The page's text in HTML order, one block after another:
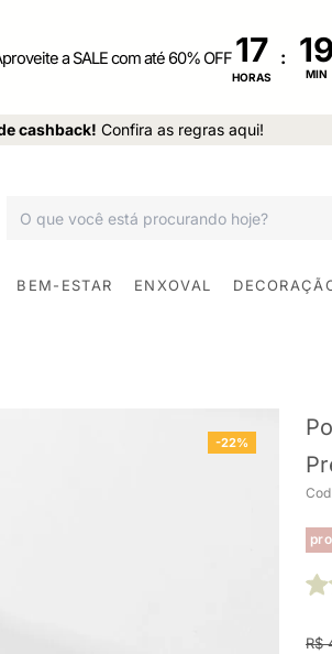
a SALE com até 60% OFF 17
HORAS
:
MIN
cashback! Confira as regras aqui!
BEM-ESTAR ENXOVAL
-22%
R$